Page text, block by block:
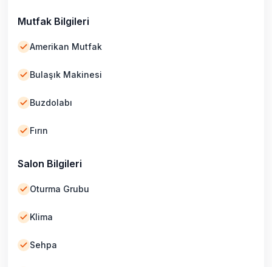
Mutfak Bilgileri
Amerikan Mutfak
Bulaşık Makinesi
Buzdolabı
Fırın
Salon Bilgileri
Oturma Grubu
Klima
Sehpa